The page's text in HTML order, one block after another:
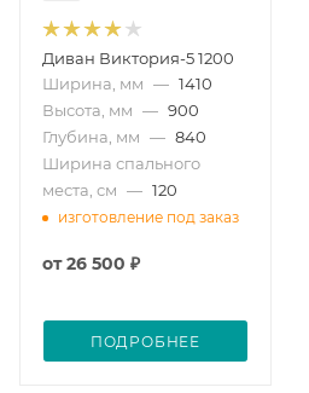
Диван Виктория-5 1200
Ширина, мм — 1410
Высота, мм — 900
Глубина, мм — 840
Ширина спального
места, см — 120
изготовление под заказ
от26 500 ₽
ПОДРОБНЕЕ